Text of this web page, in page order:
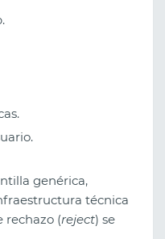
genérica,
técnica
rechazo (reject) se